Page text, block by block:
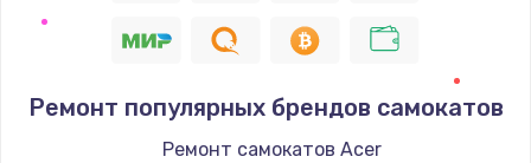
Ремонт популярных брендов самокатов
Ремонт самокатов Acer